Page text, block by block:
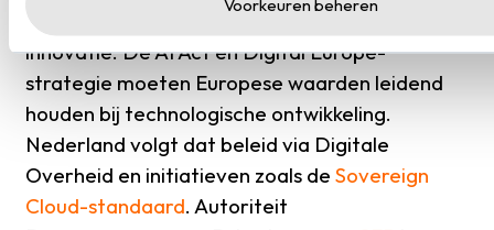
Voorkeuren beheren
autonomie is de kern van toekomstige
innovatie. De AI Act en Digital Europe-
strategie moeten Europese waarden leidend
houden bij technologische ontwikkeling.
Nederland volgt dat beleid via Digitale
Overheid en initiatieven zoals deSovereign
Cloud-standaard. Autoriteit